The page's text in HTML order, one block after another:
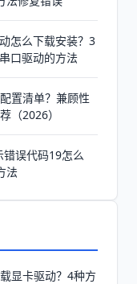
怎么下载安装？3
口驱动的方法
置清单？兼顾性
（2026）
误代码19怎么
法
显卡驱动？4种方